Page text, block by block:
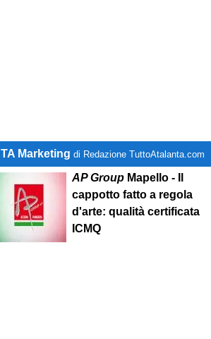
TA Marketing di Redazione TuttoAtalanta.com
AP Group Mapello - Il
cappotto fatto a regola
d'arte: qualità certificata
ICMQ